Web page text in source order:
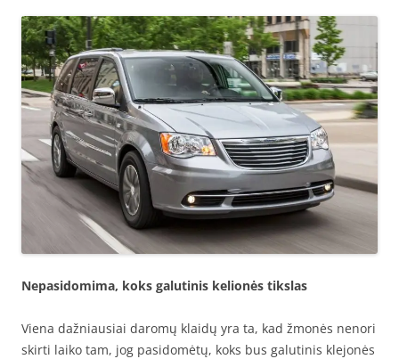
Nepasidomima, koks galutinis kelionės tikslas
Viena dažniausiai daromų klaidų yra ta, kad žmonės nenori
skirti laiko tam, jog pasidomėtų, koks bus galutinis klejonės